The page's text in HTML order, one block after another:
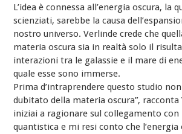
L’idea è connessa all’energia oscura, la
scienziati, sarebbe la causa
nostro universo. Verlinde crede che
materia oscura sia in realtà solo il
interazioni tra le galassie e il mare di
quale esse sono immerse.
Prima d’intraprendere questo studio
dubitato della materia oscura”, racconta
iniziai a ragionare sul collegamento con
quantistica e mi resi conto che l’energia